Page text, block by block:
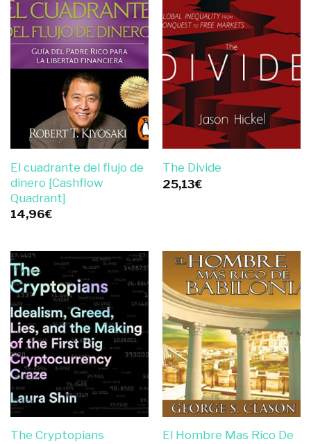
El cuadrante del flujo de
dinero [Cashflow
Quadrant]
14,96€
The Divide
25,13€
The Cryptopians
El Hombre Mas Rico De